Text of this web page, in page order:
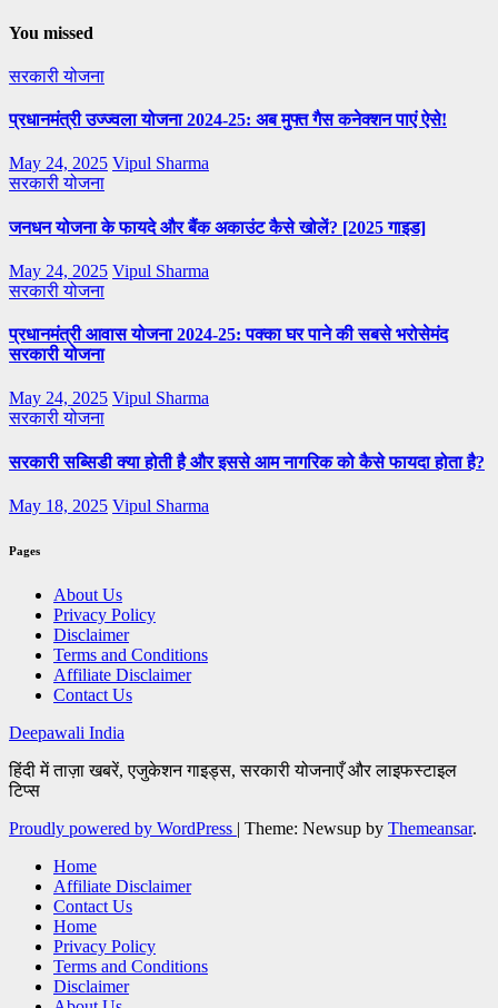
You missed
सरकारी योजना
प्रधानमंत्री उज्ज्वला योजना 2024-25: अब मुफ्त गैस कनेक्शन पाएं ऐसे!
May 24, 2025 Vipul Sharma
सरकारी योजना
जनधन योजना के फायदे और बैंक अकाउंट कैसे खोलें? [2025 गाइड]
May 24, 2025 Vipul Sharma
सरकारी योजना
प्रधानमंत्री आवास योजना 2024-25: पक्का घर पाने की सबसे भरोसेमंद
सरकारी योजना
May 24, 2025 Vipul Sharma
सरकारी योजना
सरकारी सब्सिडी क्या होती है और इससे आम नागरिक को कैसे फायदा होता है?
May 18, 2025 Vipul Sharma
Pages
About Us
Privacy Policy
Disclaimer
Terms and Conditions
Affiliate Disclaimer
Contact Us
Deepawali India
हिंदी में ताज़ा खबरें, एजुकेशन गाइड्स, सरकारी योजनाएँ और लाइफस्टाइल
टिप्स
Proudly powered by WordPress | Theme: Newsup by Themeansar.
Home
Affiliate Disclaimer
Contact Us
Home
Privacy Policy
Terms and Conditions
Disclaimer